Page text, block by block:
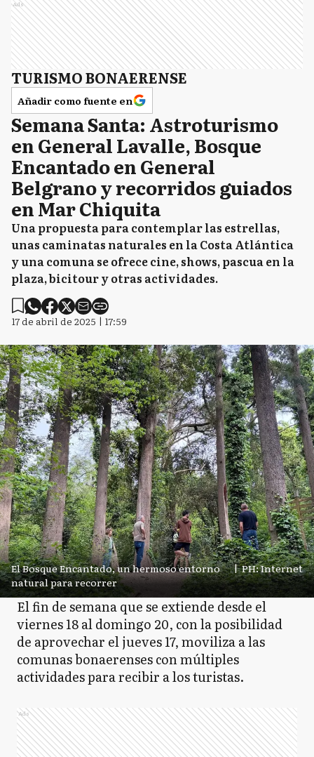
Ads
TURISMO BONAERENSE
Añadir como fuente en
Semana Santa: Astroturismo
en General Lavalle, Bosque
Encantado en General
Belgrano y recorridos guiados
en Mar Chiquita
Una propuesta para contemplar las estrellas,
unas caminatas naturales en la Costa Atlántica
y una comuna se ofrece cine, shows, pascua en la
plaza, bicitour y otras actividades.
17 de abril de 2025 | 17:59
El Bosque Encantado, un hermoso entorno
natural para recorrer
| PH: Internet
El fin de semana que se extiende desde el
viernes 18 al domingo 20, con la posibilidad
de aprovechar el jueves 17, moviliza a las
comunas bonaerenses con múltiples
actividades para recibir a los turistas.
Ads